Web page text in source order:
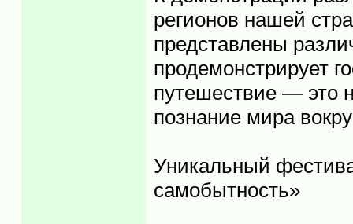
регионов нашей
представлены
продемонстрирует
путешествие — это
познание мира
Уникальный
самобытность»